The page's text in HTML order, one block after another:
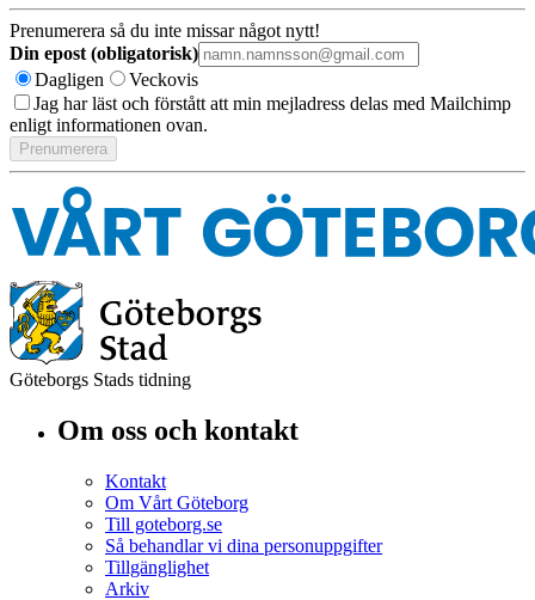
Prenumerera så du inte missar något nytt!
Din epost (obligatorisk)
Dagligen
Veckovis
Jag har läst och förstått att min mejladress delas med Mailchimp
enligt informationen ovan.
Göteborgs Stads tidning
Om oss och kontakt
Kontakt
Om Vårt Göteborg
Till goteborg.se
Så behandlar vi dina personuppgifter
Tillgänglighet
Arkiv